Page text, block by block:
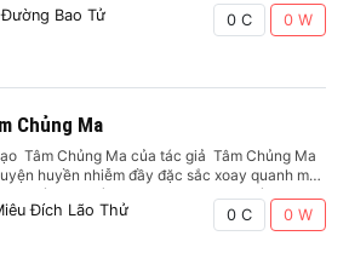
gục ngã, dù khó khăn đến đâu tuyệt đối
đầu.…
Bao Tử 0 C 0W
Chủng Ma
Tâm Chủng Ma của tác giả Tâm Chủng Ma
huyền nhiễm đầy đặc sắc xoay quanh một
bị chính em mình hại nhưng cũng đã làm thay
chàng. Một công tử vương hầu sinh ra với tư
Đích Lão Thử 0 C 0W